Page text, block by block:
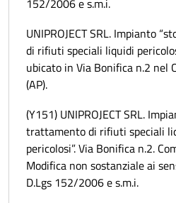
152/2006 e s.m.i.
UNIPROJECT SRL. Impianto
di rifiuti speciali liquidi
ubicato in Via Bonifica n.2 nel
(AP).
(Y151) UNIPROJECT SRL.
trattamento di rifiuti speciali
pericolosi”. Via Bonifica n.2.
Modifica non sostanziale ai
D.Lgs 152/2006 e s.m.i.